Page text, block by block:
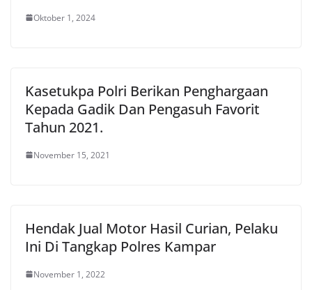
Oktober 1, 2024
Kasetukpa Polri Berikan Penghargaan
Kepada Gadik Dan Pengasuh Favorit
Tahun 2021.
November 15, 2021
Hendak Jual Motor Hasil Curian, Pelaku
Ini Di Tangkap Polres Kampar
November 1, 2022